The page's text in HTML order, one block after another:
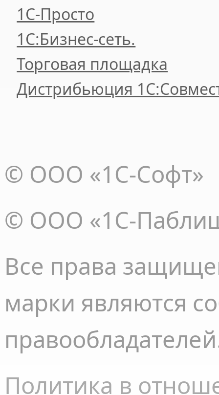
1C-Просто
1С:Бизнес-сеть.
Торговая площадка
Дистрибьюция
© ООО «1С-Софт»
© ООО «1С-
Все права
марки являются
Политика в